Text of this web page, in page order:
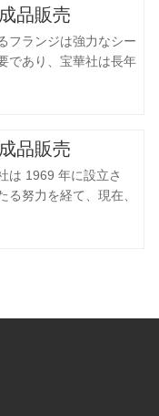
品販売
フランジは強力なシー
であり、宝華社は長年
加工し、間接的に外国
）に輸出してきまし
直接輸出入し、第三者
、強力な製品品質と低
と考えています。以下
情報です。以下に当社
ていただきます。 材
品販売
は 1969 年に設立さ
る努力を経て、現在、
平方メートル、建築
方メートルです。従業
、建設機械、鉱業、冶